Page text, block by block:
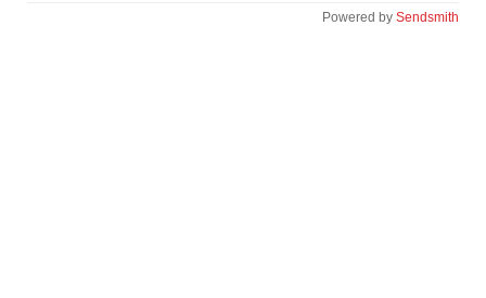
Powered by Sendsmith